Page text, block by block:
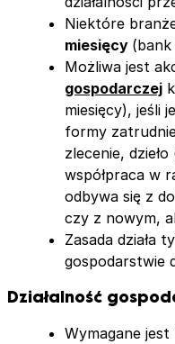
Niektóre
miesięcy
Możliwa jest
gospodarczej
miesięcy), jeśli
formy
zlecenie,
współpraca w
odbywa się z
czy z nowym,
Zasada działa
gospodarstwie
Działalność
Wymagane jest